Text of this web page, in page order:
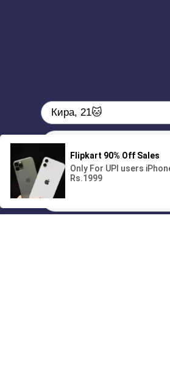
01/07
00:00
Кира, 21🐱
Поиграешь со мной? 💖🐾